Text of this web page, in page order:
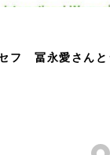
フ 冨永愛さんと